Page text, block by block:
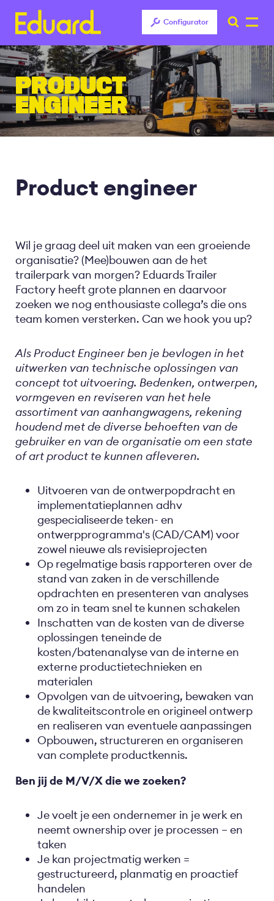
Overslaan
en
naar
de
inhoud
gaan
PRODUCT
ENGINEER
Configurator
Product engineer
Wil je graag deel uit maken van een groeiende
organisatie? (Mee)bouwen aan de het
trailerpark van morgen? Eduards Trailer
Factory heeft grote plannen en daarvoor
zoeken we nog enthousiaste collega’s die ons
team komen versterken. Can we hook you up?
Als Product Engineer ben je bevlogen in het
uitwerken van technische oplossingen van
concept tot uitvoering. Bedenken, ontwerpen,
vormgeven en reviseren van het hele
assortiment van aanhangwagens, rekening
houdend met de diverse behoeften van de
gebruiker en van de organisatie om een state
of art product te kunnen afleveren.
Uitvoeren van de ontwerpopdracht en
implementatieplannen adhv
gespecialiseerde teken- en
ontwerpprogramma's (CAD/CAM) voor
zowel nieuwe als revisieprojecten
Op regelmatige basis rapporteren over de
stand van zaken in de verschillende
opdrachten en presenteren van analyses
om zo in team snel te kunnen schakelen
Inschatten van de kosten van de diverse
oplossingen teneinde de
kosten/batenanalyse van de interne en
externe productietechnieken en
materialen
Opvolgen van de uitvoering, bewaken van
de kwaliteitscontrole en origineel ontwerp
en realiseren van eventuele aanpassingen
Opbouwen, structureren en organiseren
van complete productkennis.
Ben jij de M/V/X die we zoeken?
Je voelt je een ondernemer in je werk en
neemt ownership over je processen – en
taken
Je kan projectmatig werken =
gestructureerd, planmatig en proactief
handelen